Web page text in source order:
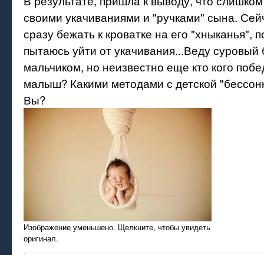
своими укачиваниями и "ручками" сына.
сразу бежать к кроватке на его "хныканья",
пытаюсь уйти от укачивания...Веду суровый
мальчиком, но неизвестно еще кто кого
малыш? Какими методами с детской
Вы?
Изображение уменьшено. Щелкните, чтобы увидеть
оригинал.